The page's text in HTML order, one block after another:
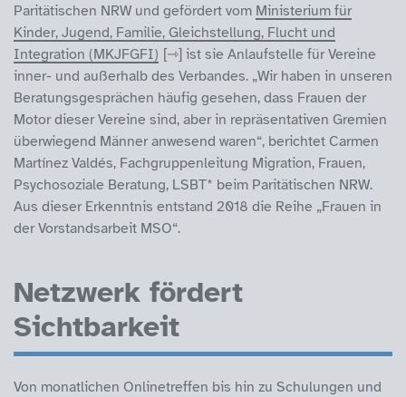
Paritätischen NRW und gefördert vom Ministerium für
Kinder, Jugend, Familie, Gleichstellung, Flucht und
Integration (MKJFGFI)
ist sie Anlaufstelle für Vereine
inner- und außerhalb des Verbandes. „Wir haben in unseren
Beratungsgesprächen häufig gesehen, dass Frauen der
Motor dieser Vereine sind, aber in repräsentativen Gremien
überwiegend Männer anwesend waren“, berichtet Carmen
Martínez Valdés, Fachgruppenleitung Migration, Frauen,
Psychosoziale Beratung, LSBT* beim Paritätischen NRW.
Aus dieser Erkenntnis entstand 2018 die Reihe „Frauen in
der Vorstandsarbeit MSO“.
Netzwerk fördert
Sichtbarkeit
Von monatlichen Onlinetreffen bis hin zu Schulungen und